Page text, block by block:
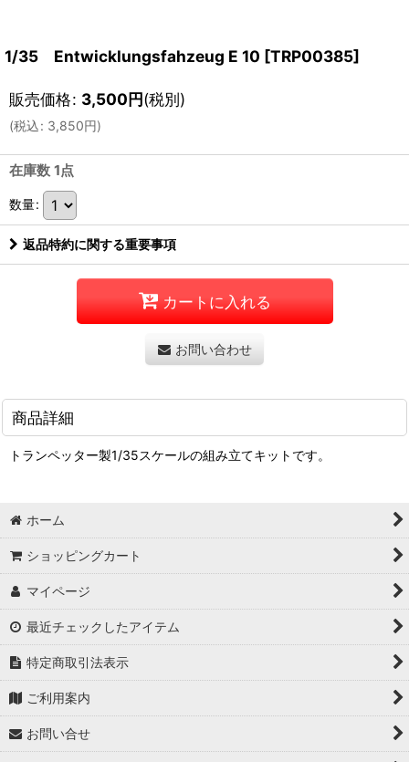
1/35 Entwicklungsfahzeug E 10 [TRP00385]
販売価格: 3,500円(税別)
(税込: 3,850円)
在庫数 1点
数量:
返品特約に関する重要事項
カートに入れる
お問い合わせ
商品詳細
トランペッター製1/35スケールの組み立てキットです。
ホーム
ショッピングカート
マイページ
最近チェックしたアイテム
特定商取引法表示
ご利用案内
お問い合せ